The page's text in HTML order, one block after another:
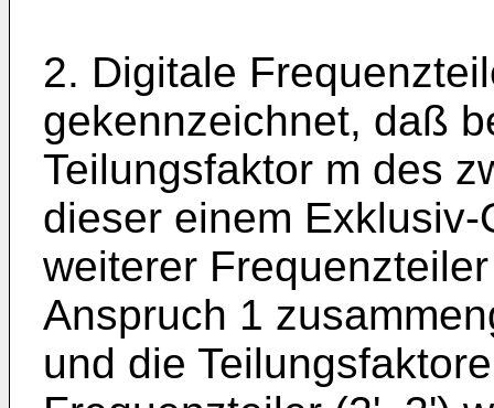
2. Digitale
gekennzeichnet, daß
Teilungsfaktor m des
dieser einem
weiterer
Anspruch 1
und die